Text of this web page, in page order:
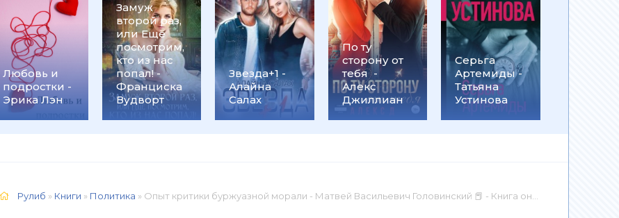
Любовь и
подростки -
Эрика Лэн
Замуж
второй раз,
или Ещё
посмотрим,
кто из нас
попал! -
Франциска
Вудворт
Звезда+1 -
Алайна
Салах
По ту
сторону от
тебя -
Алекс
Джиллиан
Серьга
Артемиды -
Татьяна
Устинова
на
- Ольга
Громыко
Рулиб » Книги » Политика » Опыт критики буржуазной морали - Матвей Васильевич Головинский 📕 - Книга онлайн бесплатно